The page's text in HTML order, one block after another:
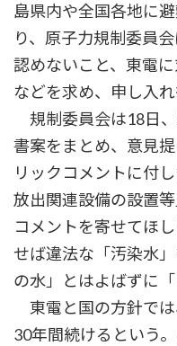
島県内や全国各地に
り、原子力規制委員
認めないこと、東電
などを求め、申し入れ
規制委員会は18日
書案をまとめ、意見
リックコメントに付
放出関連設備の設置
コメントを寄せてほ
せば違法な「汚染水
の水」とはよばずに
東電と国の方針では
30年間続けるという